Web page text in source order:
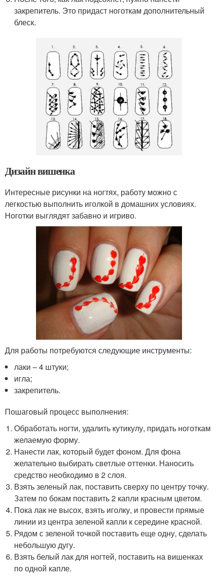
закрепитель. Это придаст ноготкам дополнительный
блеск.
Дизайн вишенка
Интересные рисунки на ногтях, работу можно с
легкостью выполнить иголкой в домашних условиях.
Ноготки выглядят забавно и игриво.
Для работы потребуются следующие инструменты:
лаки – 4 штуки;
игла;
закрепитель.
Пошаговый процесс выполнения:
Обработать ногти, удалить кутикулу, придать ноготкам
желаемую форму.
Нанести лак, который будет фоном. Для фона
желательно выбирать светлые оттенки. Наносить
средство необходимо в 2 слоя.
Взять зеленый лак, поставить сверху по центру точку.
Затем по бокам поставить 2 капли красным цветом.
Пока лак не высох, взять иголку, и провести прямые
линии из центра зеленой капли к середине красной.
Рядом с зеленой точкой поставить еще одну, сделать
небольшую дугу.
Взять белый лак для ногтей, поставить на вишенках
по одной капле.